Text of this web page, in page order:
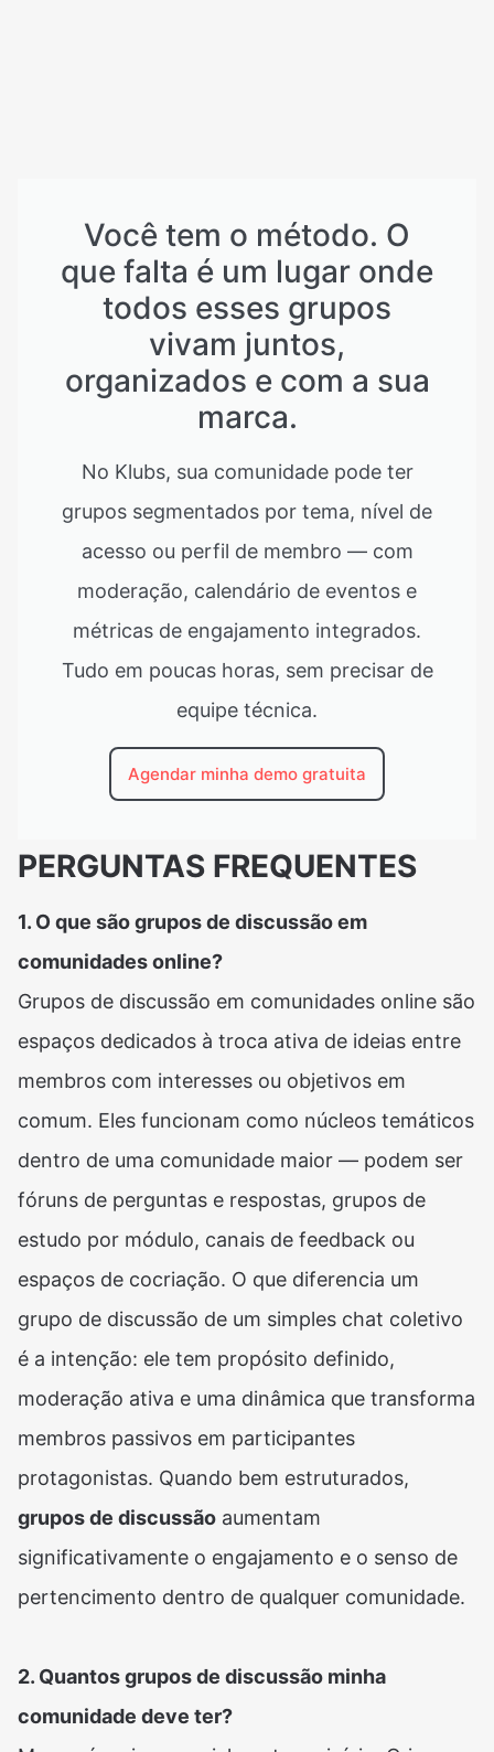
Você tem o método. O
que falta é um lugar onde
todos esses grupos
vivam juntos,
organizados e com a sua
marca.
No Klubs, sua comunidade pode ter
grupos segmentados por tema, nível de
acesso ou perfil de membro — com
moderação, calendário de eventos e
métricas de engajamento integrados.
Tudo em poucas horas, sem precisar de
equipe técnica.
Agendar minha demo gratuita
PERGUNTAS FREQUENTES
1. O que são grupos de discussão em
comunidades online?
Grupos de discussão em comunidades online são
espaços dedicados à troca ativa de ideias entre
membros com interesses ou objetivos em
comum. Eles funcionam como núcleos temáticos
dentro de uma comunidade maior — podem ser
fóruns de perguntas e respostas, grupos de
estudo por módulo, canais de feedback ou
espaços de cocriação. O que diferencia um
grupo de discussão de um simples chat coletivo
é a intenção: ele tem propósito definido,
moderação ativa e uma dinâmica que transforma
membros passivos em participantes
protagonistas. Quando bem estruturados,
grupos de discussão aumentam
significativamente o engajamento e o senso de
pertencimento dentro de qualquer comunidade.
2. Quantos grupos de discussão minha
comunidade deve ter?